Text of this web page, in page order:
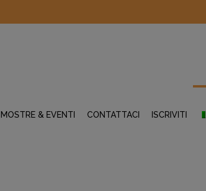
MOSTRE & EVENTI CONTATTACI ISCRIVITI